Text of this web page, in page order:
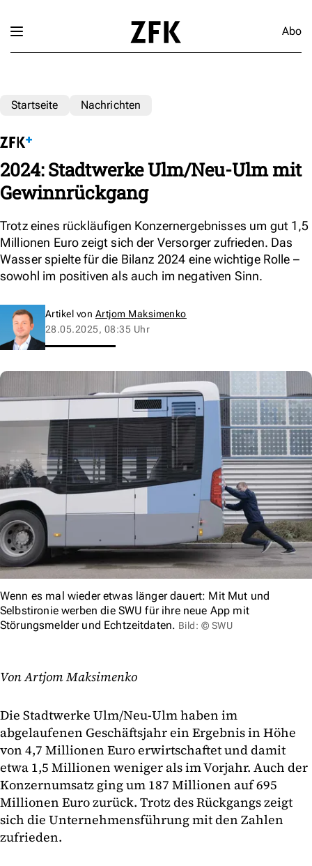
Abo
Startseite Nachrichten
2024: Stadtwerke Ulm/Neu-Ulm mit
Gewinnrückgang
Trotz eines rückläufigen Konzernergebnisses um gut 1,5
Millionen Euro zeigt sich der Versorger zufrieden. Das
Wasser spielte für die Bilanz 2024 eine wichtige Rolle –
sowohl im positiven als auch im negativen Sinn.
Artikel von Artjom Maksimenko
28.05.2025, 08:35 Uhr
Wenn es mal wieder etwas länger dauert: Mit Mut und
Selbstironie werben die SWU für ihre neue App mit
Störungsmelder und Echtzeitdaten. Bild: © SWU
Von Artjom Maksimenko
Die Stadtwerke Ulm/Neu-Ulm haben im
abgelaufenen Geschäftsjahr ein Ergebnis in Höhe
von 4,7 Millionen Euro erwirtschaftet und damit
etwa 1,5 Millionen weniger als im Vorjahr. Auch der
Konzernumsatz ging um 187 Millionen auf 695
Millionen Euro zurück. Trotz des Rückgangs zeigt
sich die Unternehmensführung mit den Zahlen
zufrieden.